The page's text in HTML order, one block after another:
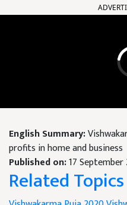
English Summary:
profits in home and business
Published on:17 September
Related Topics